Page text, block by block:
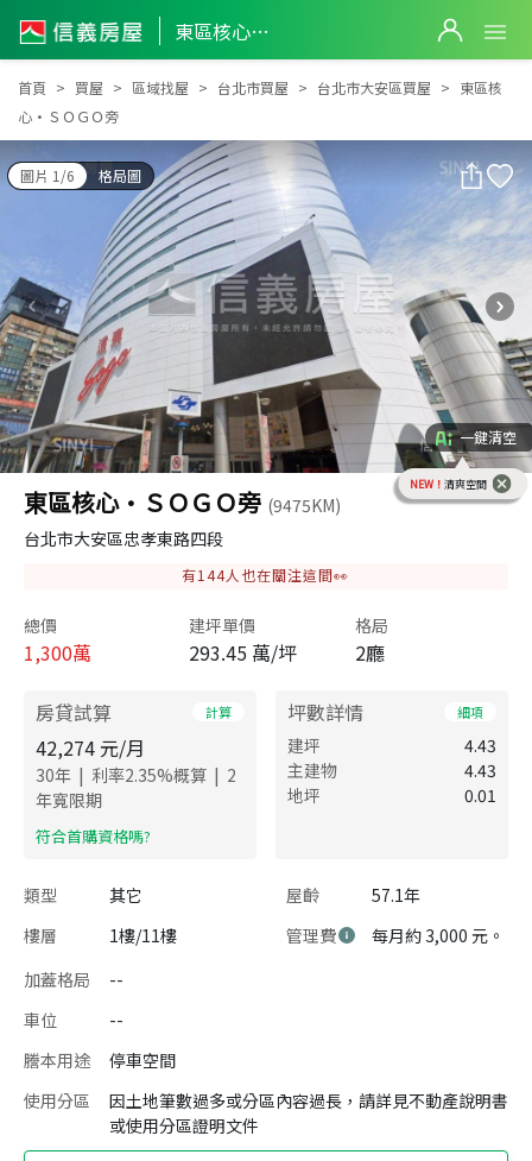
東區核心•ＳＯＧＯ旁
東區核心•ＳＯＧＯ旁
首頁 買屋 區域找屋 台北市買屋 台北市大安區買屋
東區核
心•ＳＯＧＯ旁
圖片 1/6 格局圖
一鍵清空
NEW！ 清爽空間
東區核心•ＳＯＧＯ旁 (9475KM)
台北市大安區忠孝東路四段
有144人也在關注這間👀
總價
1,300萬
建坪單價
293.45 萬/坪
格局
2廳
房貸試算 計算
42,274 元/月
30年 | 利率2.35%概算 | 2
年寬限期
​符合首購資格嗎?
坪數詳情 細項
建坪
4.43
主建物
4.43
地坪
0.01
類型 其它 屋齡
57.1年
樓層
1樓/11樓 管理費
每月約 3,000 元。
加蓋格局
--
車位
--
謄本用途
停車空間
使用分區
因土地筆數過多或分區內容過長，請詳見不動產說明書
或使用分區證明文件